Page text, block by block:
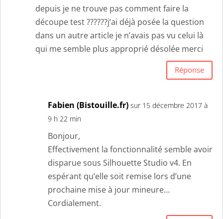
depuis je ne trouve pas comment faire la
découpe test ??????j’ai déjà posée la question
dans un autre article je n’avais pas vu celui là
qui me semble plus approprié désolée merci
Réponse
Fabien (Bistouille.fr) sur 15 décembre 2017 à
9 h 22 min
Bonjour,
Effectivement la fonctionnalité semble avoir
disparue sous Silhouette Studio v4. En
espérant qu’elle soit remise lors d’une
prochaine mise à jour mineure…
Cordialement.